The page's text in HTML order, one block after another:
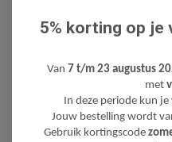
Neem
Aan
5% korting op je
Van 7 t/m 23 augustus
met
In deze periode kun
Jouw bestelling wordt
Gebruik kortingscode